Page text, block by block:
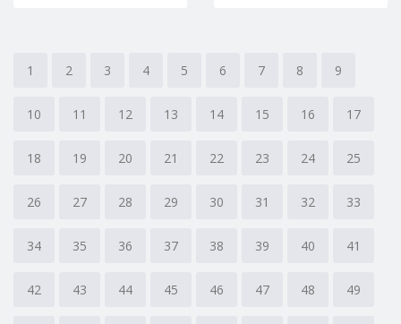
1 2 3 4 5 6 7 8 9
10 11 12 13 14 15 16 17
18 19 20 21 22 23 24 25
26 27 28 29 30 31 32 33
34 35 36 37 38 39 40 41
42 43 44 45 46 47 48 49